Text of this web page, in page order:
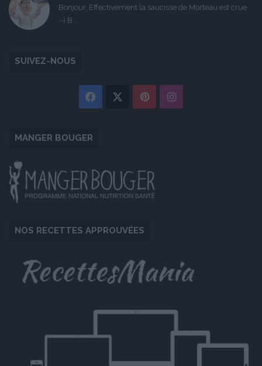
Bonjour, Effectivement la saucisse de Morteau est crue
:-) B...
SUIVEZ-NOUS
Facebook PinterestInstagram
MANGER BOUGER
NOS RECETTES APPROUVÉES